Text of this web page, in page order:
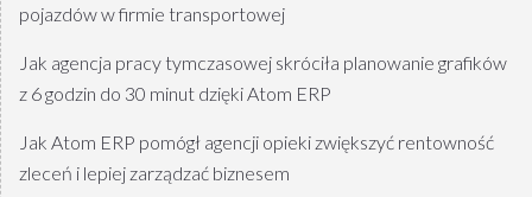
pojazdów w firmie transportowej
Jak agencja pracy tymczasowej skróciła planowanie grafików
z 6 godzin do 30 minut dzięki Atom ERP
Jak Atom ERP pomógł agencji opieki zwiększyć rentowność
zleceń i lepiej zarządzać biznesem